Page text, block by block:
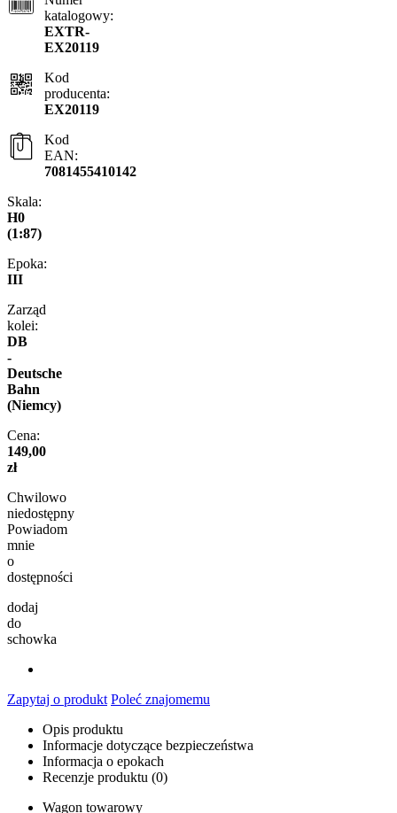
katalogowy:
EXTR-
EX20119
Kod
producenta:
EX20119
Kod
EAN:
7081455410142
Skala:
H0
(1:87)
Epoka:
III
Zarząd
kolei:
DB
-
Deutsche
Bahn
(Niemcy)
Cena:
149,00
zł
Chwilowo
niedostępny
Powiadom
mnie
o
dostępności
dodaj
do
schowka
Zapytaj o produkt Poleć znajomemu
Opis produktu
Informacje dotyczące bezpieczeństwa
Informacja o epokach
Recenzje produktu (0)
Wagon towarowy